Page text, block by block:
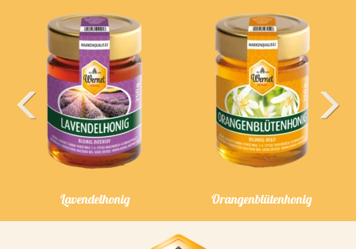
Lavendelhonig Orangenblütenhonig
Previous